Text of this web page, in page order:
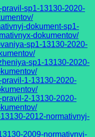
pravil-sp1-13130-2020-
dokument-sp1-
dokumentov/
sp1-13130-2020-
sp1-13130-2020-
pravil-1-13130-2020-
pravil-2-13130-2020-
2012-normativnyj-
2009-normativnyj-